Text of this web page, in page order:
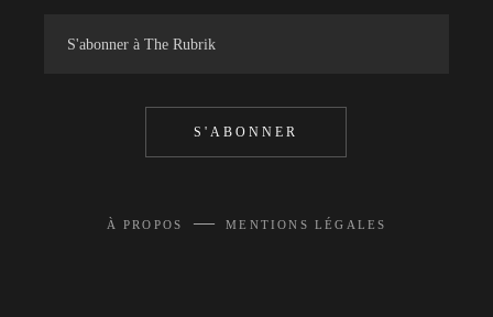
S'ABONNER
À PROPOS — MENTIONS LÉGALES